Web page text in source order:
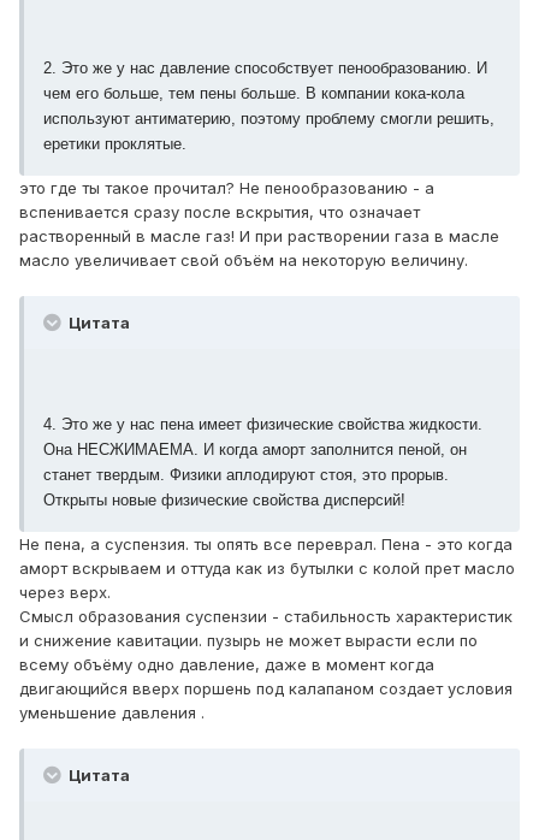
2. Это же у нас давление способствует пенообразованию. И
чем его больше, тем пены больше. В компании кока-кола
используют антиматерию, поэтому проблему смогли решить,
еретики проклятые.
это где ты такое прочитал? Не пенообразованию - а
вспенивается сразу после вскрытия, что означает
растворенный в масле газ! И при растворении газа в масле
масло увеличивает свой объём на некоторую величину.
Цитата
4. Это же у нас пена имеет физические свойства жидкости.
Она НЕСЖИМАЕМА. И когда аморт заполнится пеной, он
станет твердым. Физики аплодируют стоя, это прорыв.
Открыты новые физические свойства дисперсий!
Не пена, а суспензия. ты опять все переврал. Пена - это когда
аморт вскрываем и оттуда как из бутылки с колой прет масло
через верх.
Смысл образования суспензии - стабильность характеристик
и снижение кавитации. пузырь не может вырасти если по
всему объёму одно давление, даже в момент когда
двигающийся вверх поршень под калапаном создает условия
уменьшение давления .
Цитата